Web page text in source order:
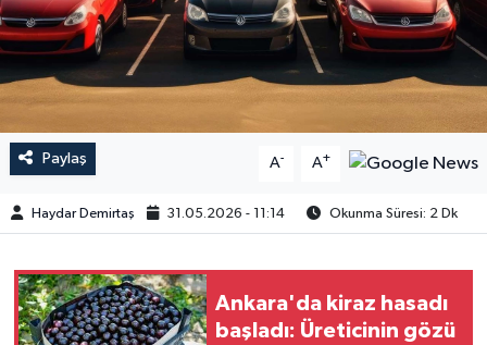
Paylaş A- A+
Haydar Demirtaş 31.05.2026 - 11:14 Okunma Süresi: 2 Dk
Ankara'da kiraz hasadı
başladı: Üreticinin gözü